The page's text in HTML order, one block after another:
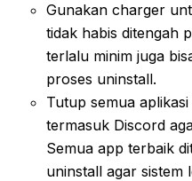
Gunakan charger
tidak habis ditengah
terlalu minim juga
proses uninstall.
Tutup semua
termasuk Discord
Semua app terbaik
uninstall agar sistem